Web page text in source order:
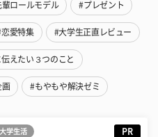
輩ロールモデル #プレゼント
恋愛特集 #大学生正直レビュー
えたい３つのこと
画 #もやもや解決ゼミ
大学生活 PR